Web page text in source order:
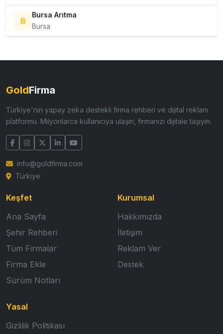
B
Bursa Arıtma
Bursa
GoldFirma
Türkiye'nin yapay zeka destekli firma rehberi ve dijital reklam
platformu. Milyonlarca kullanıcıya ulaşın, firmanızı dijitale taşıyın.
info@goldfirma.com
Türkiye
Keşfet
Ana Sayfa
Şehir Rehberi
Tüm Firmalar
Firma Ekle
Sürüm Notları
Kurumsal
Hakkımızda
İletişim
Reklam Ver
Destek
Yasal
Gizlilik Politikası